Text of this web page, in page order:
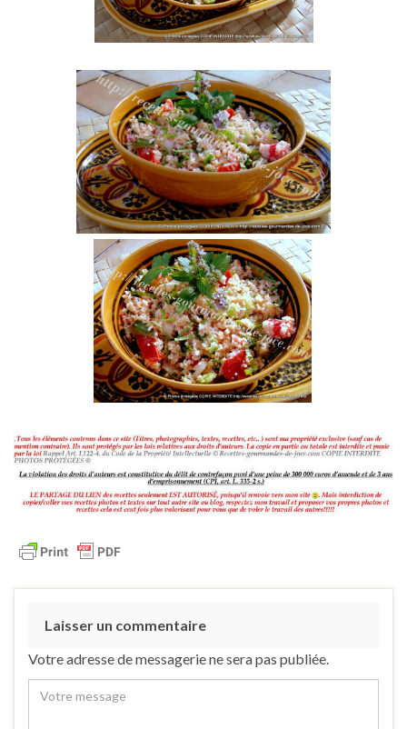
Laisser un commentaire
Votre adresse de messagerie ne sera pas publiée.